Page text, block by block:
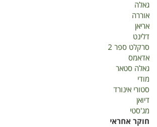
גאלה
אוררה
אריאן
דלינט
סרקלט ספר 2
אדאמס
גאלה סטאר
מודי
סטורי אינורד
דיואן
מג'סטי
חוקר אחראי